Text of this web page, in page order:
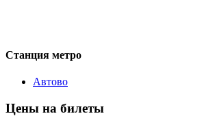
Станция метро
Автово
Цены на билеты